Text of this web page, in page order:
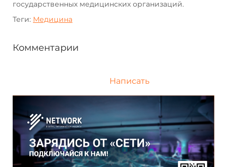
государственных медицинских организаций.
Теги: Медицина
Комментарии
Написать